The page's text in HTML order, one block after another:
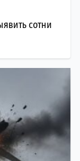
сотни